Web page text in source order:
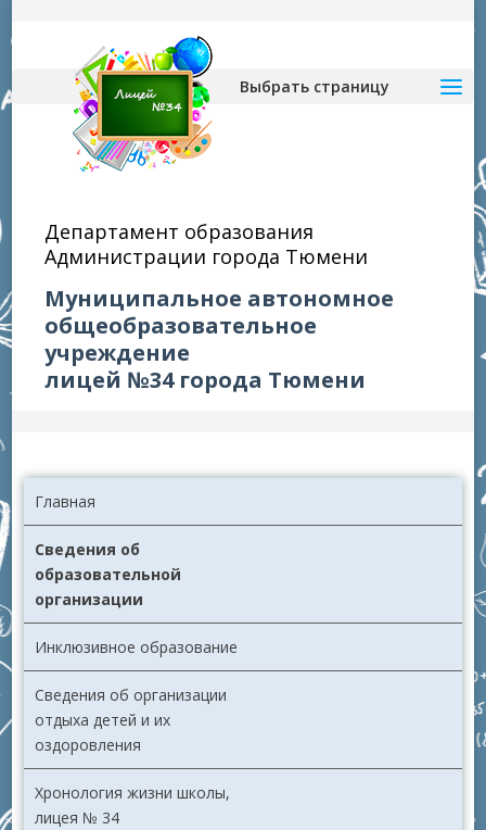
Департамент образования
Администрации города Тюмени
Муниципальное автономное
общеобразовательное
учреждение
лицей №34 города Тюмени
Выбрать страницу
Главная
Сведения об
образовательной
организации
Инклюзивное образование
Сведения об организации
отдыха детей и их
оздоровления
Хронология жизни школы,
лицея № 34